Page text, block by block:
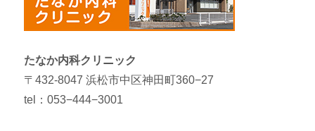
たなか内科クリニック
〒432-8047 浜松市中区神田町360−27
tel：053−444−3001